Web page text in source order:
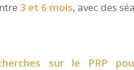
3 et 6 mois, avec des
sur le PRP